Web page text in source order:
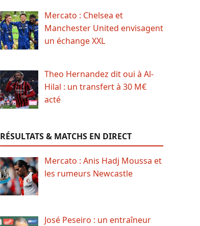
Mercato : Chelsea et
Manchester United envisagent
un échange XXL
Theo Hernandez dit oui à Al-
Hilal : un transfert à 30 M€
acté
RÉSULTATS & MATCHS EN DIRECT
Mercato : Anis Hadj Moussa et
les rumeurs Newcastle
José Peseiro : un entraîneur